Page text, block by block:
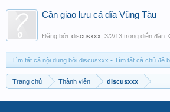
Cần giao lưu cá đĩa Vũng Tàu
Đăng bởi: discusxxx 3/2/13 trong diễn đàn:
Tìm tất cả nội dung bởi discusxxx Tìm tất cả chủ đề
Trang chủ Thành viên discusxxx